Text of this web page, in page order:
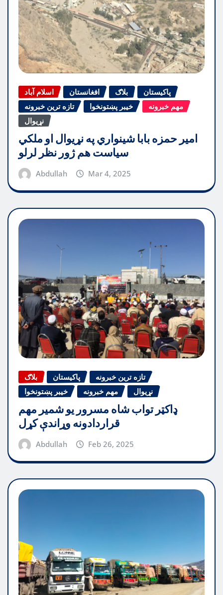
اسلام آباد افغانستان بلاګ
پاکیستان
تازه ترین خبرونه
خیبر پښتونخوا
مهم خبرونه
نړیوال
امیر حمزه بابا شینواري په نړیوال او ملکي
سیاست هم ژور نظر لرلو
Abdullah Mar 4, 2025
بلاګ پاکیستان
تازه ترین خبرونه
خیبر پښتونخوا
مهم خبرونه نړیوال
ډاکټر تواب شاه مسرور یو شمیر مهم
قراردادونه وړاندې کړل
Abdullah Feb 26, 2025